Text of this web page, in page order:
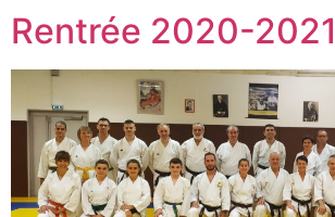
Rentrée 2020-2021